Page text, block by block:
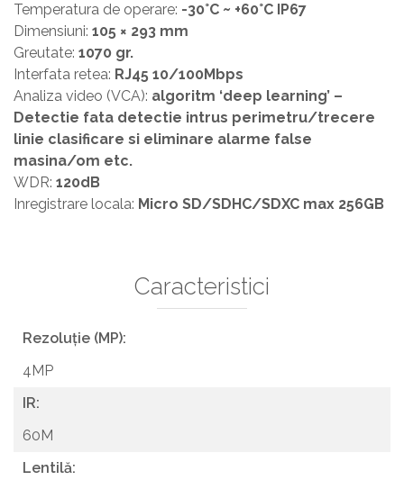
Temperatura de operare: -30°C ~ +60°C IP67
Dimensiuni: 105 × 293 mm
Greutate: 1070 gr.
Interfata retea: RJ45 10/100Mbps
Analiza video (VCA): algoritm ‘deep learning’ –
Detectie fata detectie intrus perimetru/trecere
linie clasificare si eliminare alarme false
masina/om etc.
WDR: 120dB
Inregistrare locala: Micro SD/SDHC/SDXC max 256GB
Caracteristici
Rezoluție (MP):
4MP
IR:
60M
Lentilă: